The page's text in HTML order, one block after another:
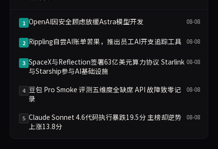
1 OpenAI因安全顾虑放缓Astra模型开发 08-08
2 Rippling自尝AI账单苦果，推出员工AI开支追踪工具 08-08
3 SpaceX与Reflection签署63亿美元算力协议 Starlink
与Starship参与AI基础设施
08-08
4 豆包 Pro Smoke 评测五维度全缺席 API 故障致零记
录
08-08
5 Claude Sonnet 4.6代码执行暴跌19.5分 主榜却逆势
上涨13.8分
08-08